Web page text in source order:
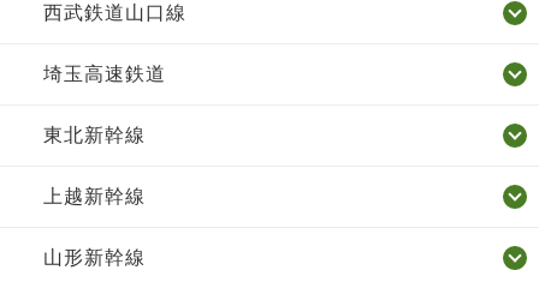
西武鉄道山口線
埼玉高速鉄道
東北新幹線
上越新幹線
山形新幹線